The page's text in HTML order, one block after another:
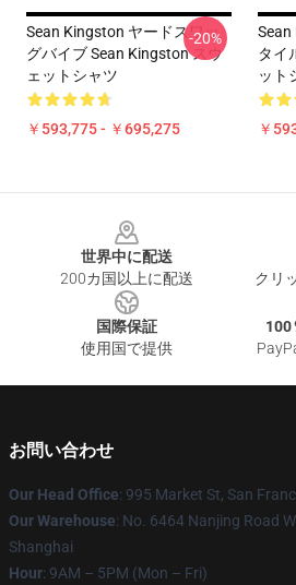
Sean Kingston ヤードスワッ
グバイブ Sean Kingston スウ
ェットシャツ
￥593,775 - ￥695,275
-20%
タイ
ット
￥
世界中に配送
200カ国以上に配送
クリ
国際保証
使用国で提供
100
お問い合わせ
Our Head Office: 995 Market St, San
Our Warehouse: No. 6464 Nanjing Road
Shanghai
Hour: 9AM – 5PM (Mon – Fri)